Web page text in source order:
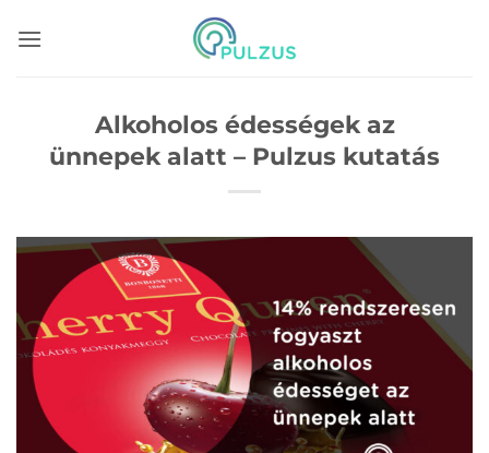
Alkoholos édességek az
ünnepek alatt – Pulzus kutatás